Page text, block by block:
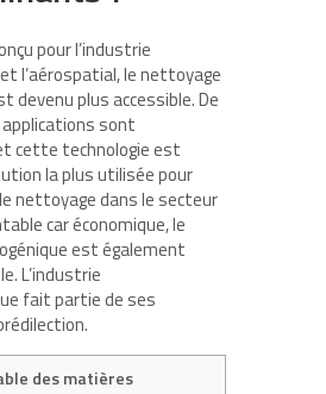
pour l’industrie
l’aérospatial, le nettoyage
devenu plus accessible. De
sont
cette technologie est
la plus utilisée pour
nettoyage dans le secteur
car économique, le
est également
L’industrie
fait partie de ses
des matières